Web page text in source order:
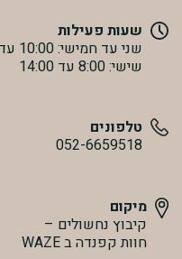
שעות פעילות
שני עד חמישי: 10:00 עד 17:00
שישי: 8:00 עד 14:00
טלפונים
052-6659518
מיקום
קיבוץ נחשולים –
חוות קפנדה ב WAZE